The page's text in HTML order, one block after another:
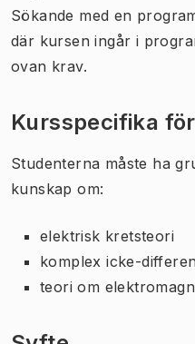
Sökande med en
där kursen ingår i
ovan krav.
Kursspecifika
Studenterna måste ha
kunskap om:
elektrisk kretsteori
komplex icke-
teori om